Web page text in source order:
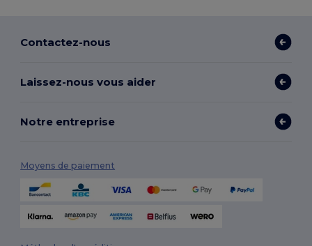
Contactez-nous
Laissez-nous vous aider
Notre entreprise
Moyens de paiement